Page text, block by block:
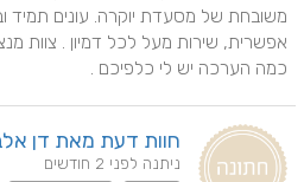
כמה הערכה יש לי כלפיכם .
חוות דעת מאת דן
ניתנה לפני 2 חודשים